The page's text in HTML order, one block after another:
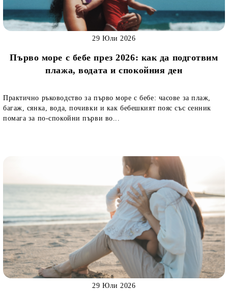
Първо море с бебе през 2026: как да подготвим
плажа, водата и спокойния ден
29 Юли 2026
Практично ръководство за първо море с бебе: часове за плаж,
багаж, сянка, вода, почивки и как бебешкият пояс със сенник
помага за по-спокойни първи во...
29 Юли 2026